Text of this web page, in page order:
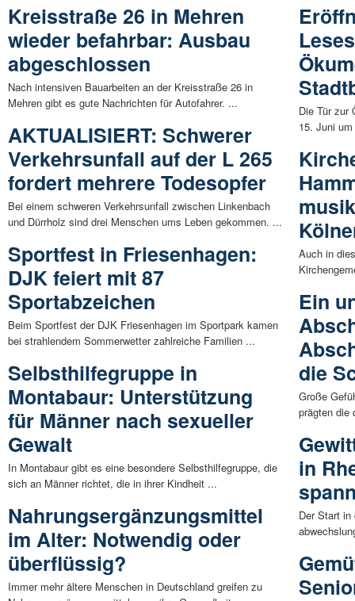
Kreisstraße 26 in Mehren
wieder befahrbar: Ausbau
abgeschlossen
Nach intensiven Bauarbeiten an der Kreisstraße 26 in
Mehren gibt es gute Nachrichten für Autofahrer. ...
AKTUALISIERT: Schwerer
Verkehrsunfall auf der L 265
fordert mehrere Todesopfer
Bei einem schweren Verkehrsunfall zwischen Linkenbach
und Dürrholz sind drei Menschen ums Leben gekommen. ...
Sportfest in Friesenhagen:
DJK feiert mit 87
Sportabzeichen
Beim Sportfest der DJK Friesenhagen im Sportpark kamen
bei strahlendem Sommerwetter zahlreiche Familien ...
Selbsthilfegruppe in
Montabaur: Unterstützung
für Männer nach sexueller
Gewalt
In Montabaur gibt es eine besondere Selbsthilfegruppe, die
sich an Männer richtet, die in ihrer Kindheit ...
Nahrungsergänzungsmittel
im Alter: Notwendig oder
überflüssig?
Immer mehr ältere Menschen in Deutschland greifen zu
Die Tür zur
15. Juni
Auch in
Ein
die
Große
prägten die
in
Der Start in